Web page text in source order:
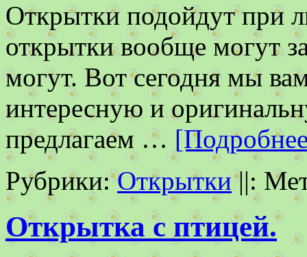
Открытки подойдут при
открытки вообще могут
могут. Вот сегодня мы
интересную и
предлагаем …
Рубрики:Открытки||:
Открытка с птицей.